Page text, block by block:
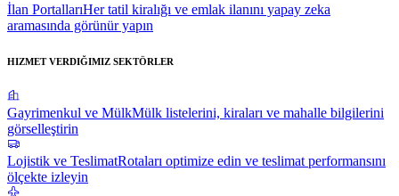
İlan PortallarıHer tatil kiralığı ve emlak ilanını yapay zeka
aramasında görünür yapın
HIZMET VERDIĞIMIZ SEKTÖRLER
Gayrimenkul ve MülkMülk listelerini, kiraları ve mahalle bilgilerini
görselleştirin
Lojistik ve TeslimatRotaları optimize edin ve teslimat performansını
ölçekte izleyin